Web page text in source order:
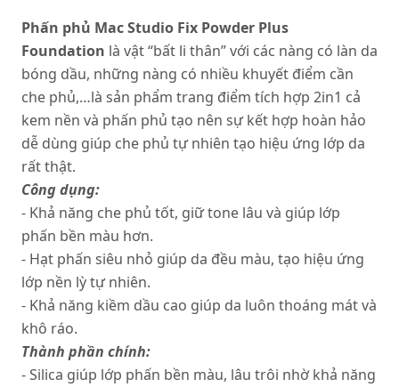
Phấn phủ Mac Studio Fix Powder Plus
Foundation là vật “bất li thân” với các nàng có làn da
bóng dầu, những nàng có nhiều khuyết điểm cần
che phủ,…là sản phẩm trang điểm tích hợp 2in1 cả
kem nền và phấn phủ tạo nên sự kết hợp hoàn hảo
dễ dùng giúp che phủ tự nhiên tạo hiệu ứng lớp da
rất thật.
Công dụng:
- Khả năng che phủ tốt, giữ tone lâu và giúp lớp
phấn bền màu hơn.
- Hạt phấn siêu nhỏ giúp da đều màu, tạo hiệu ứng
lớp nền lỳ tự nhiên.
- Khả năng kiềm dầu cao giúp da luôn thoáng mát và
khô ráo.
Thành phần chính:
- Silica giúp lớp phấn bền màu, lâu trôi nhờ khả năng